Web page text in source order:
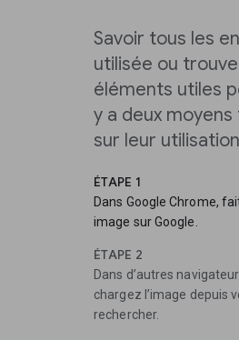
Savoir tous les
utilisée ou
éléments utiles
y a deux
sur leur
ÉTAPE 1
Dans Google Chrome,
image sur Google.
ÉTAPE 2
Dans d’autres
chargez l’image depuis
rechercher.